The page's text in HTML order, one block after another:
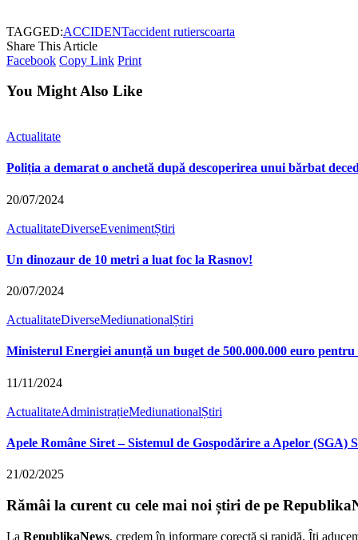
TAGGED:ACCIDENTaccident rutierscoarta
Share This Article
Facebook Copy Link Print
You Might Also Like
Actualitate
Poliția a demarat o anchetă după descoperirea unui bărbat
20/07/2024
ActualitateDiverseEvenimentȘtiri
Un dinozaur de 10 metri a luat foc la Rasnov!
20/07/2024
ActualitateDiverseMediunationalȘtiri
Ministerul Energiei anunță un buget de 500.000.000 euro
11/11/2024
ActualitateAdministrațieMediunationalȘtiri
Apele Române Siret – Sistemul de Gospodărire a Apelor
21/02/2025
Rămâi la curent cu cele mai noi știri de pe
La RepublikaNews, credem în informare corectă și rapidă. Îți